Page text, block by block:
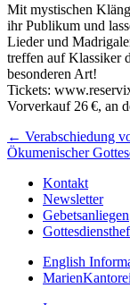
Mit mystischen
ihr Publikum und
Lieder und
treffen auf Klassiker
besonderen Art!
Tickets:
Vorverkauf 26 €, an
← Verabschiedung
Ökumenischer
Kontakt
Newsletter
Gebetsanliegen
English